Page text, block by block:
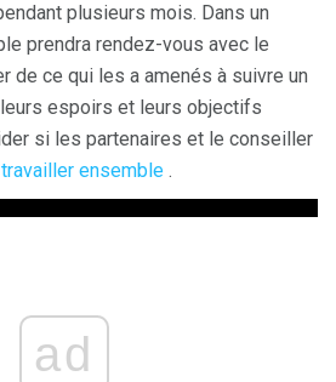
plusieurs mois. Dans un
prendra rendez-vous avec le
de ce qui les a amenés à suivre un
espoirs et leurs objectifs
si les partenaires et le conseiller
travailler ensemble .
ad